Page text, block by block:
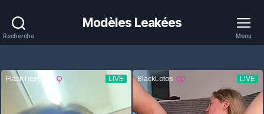
Recherche
Modèles Leakées
Menu